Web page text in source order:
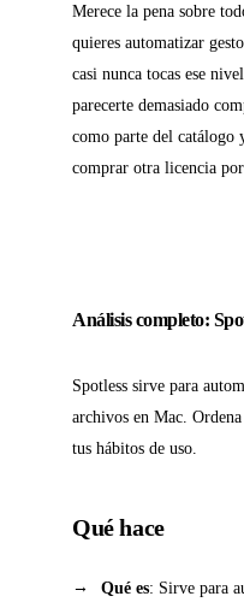
Merece la pena sobre
quieres automatizar
casi nunca tocas ese
parecerte demasiado
como parte del catálogo
comprar otra licencia por
Análisis completo:
Spotless sirve para
archivos en Mac.
tus hábitos de uso.
Qué hace
Qué es: Sirve para